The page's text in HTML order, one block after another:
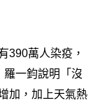
390萬人染疫，
羅一鈞說明「沒
加，加上天氣熱